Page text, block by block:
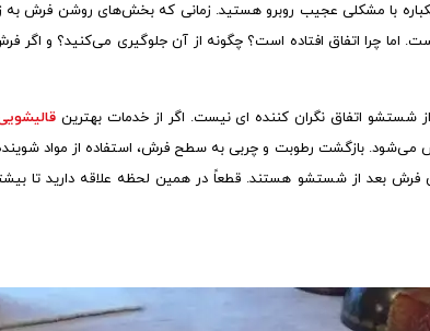
یکباره با مشکلی عجیب روبرو هستید. زمانی که بخش‌های روشن
اما چرا اتفاق افتاده است؟ چگونه از آن جلوگیری می‌کنید؟ و
شستشو اتفاق نگران کننده ای نیست. اگر از خدمات بهترین
می‌شود. بازگشت رطوبت و چربی به سطح فرش، استفاده از مواد
فرش بعد از شستشو هستند. قطعاً در همین لحظه علاقه دارید تا